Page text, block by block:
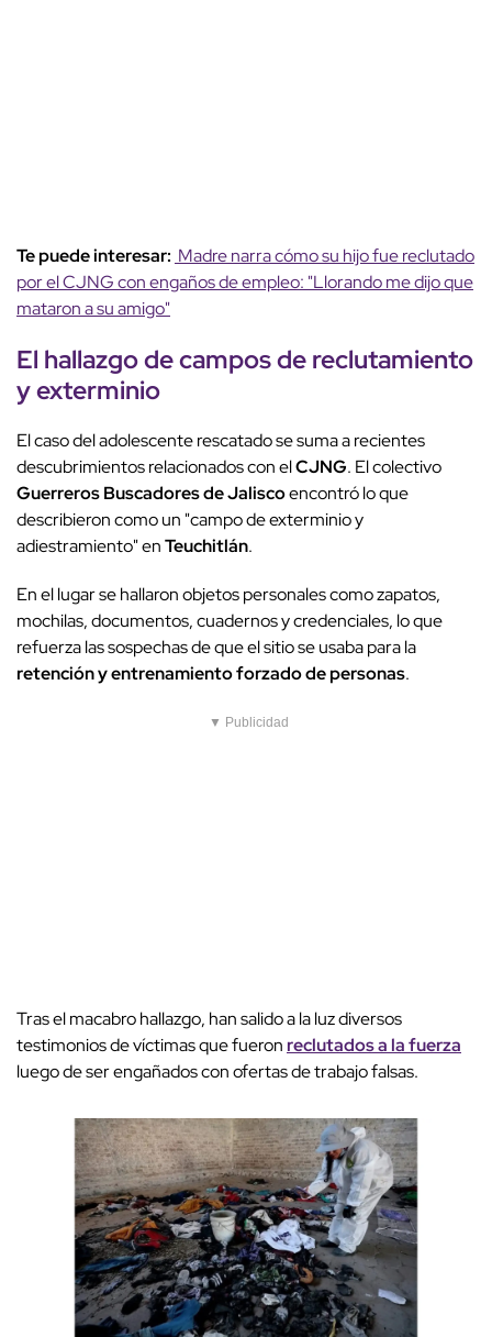
Te puede interesar: Madre narra cómo su hijo fue reclutado
por el CJNG con engaños de empleo: "Llorando me dijo que
mataron a su amigo"
El hallazgo de campos de reclutamiento
y exterminio
El caso del adolescente rescatado se suma a recientes
descubrimientos relacionados con elCJNG. El colectivo
Guerreros Buscadores de Jaliscoencontró lo que
describieron como un "campo de exterminio y
adiestramiento" enTeuchitlán.
En el lugar se hallaron objetos personales como zapatos,
mochilas, documentos, cuadernos y credenciales, lo que
refuerza las sospechas de que el sitio se usaba para la
retención y entrenamiento forzado de personas.
▼ Publicidad
Tras el macabro hallazgo, han salido a la luz diversos
testimonios de víctimas que fueron reclutados a la fuerza
luego de ser engañados con ofertas de trabajo falsas.